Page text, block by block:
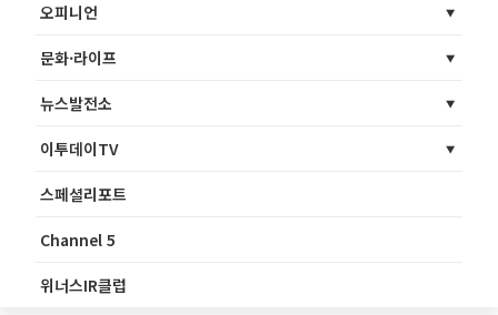
오피니언
문화·라이프
뉴스발전소
이투데이TV
스페셜리포트
Channel 5
위너스IR클럽